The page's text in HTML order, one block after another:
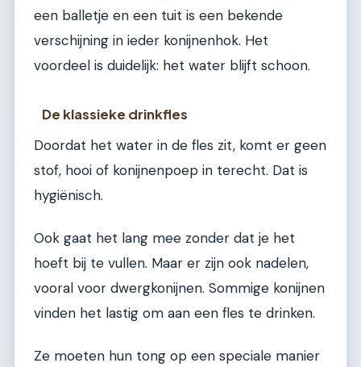
een balletje en een tuit is een bekende
verschijning in ieder konijnenhok. Het
voordeel is duidelijk: het water blijft schoon.
De klassieke drinkfles
Doordat het water in de fles zit, komt er geen
stof, hooi of konijnenpoep in terecht. Dat is
hygiënisch.
Ook gaat het lang mee zonder dat je het
hoeft bij te vullen. Maar er zijn ook nadelen,
vooral voor dwergkonijnen. Sommige konijnen
vinden het lastig om aan een fles te drinken.
Ze moeten hun tong op een speciale manier